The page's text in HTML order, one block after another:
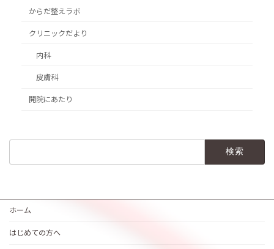
からだ整えラボ
クリニックだより
内科
皮膚科
開院にあたり
ホーム
はじめての方へ